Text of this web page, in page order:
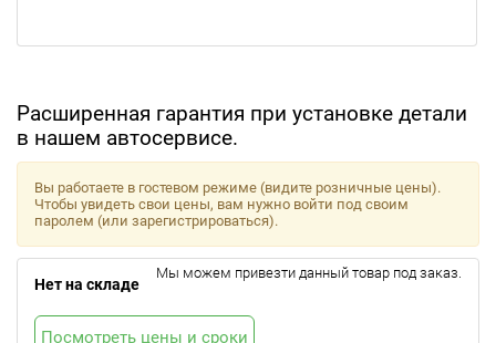
Расширенная гарантия при установке детали
в нашем автосервисе.
Вы работаете в гостевом режиме (видите розничные цены).
Чтобы увидеть свои цены, вам нужно войти под своим
паролем (или зарегистрироваться).
Нет на складе
Мы можем привезти данный товар под заказ.
Посмотреть цены и сроки